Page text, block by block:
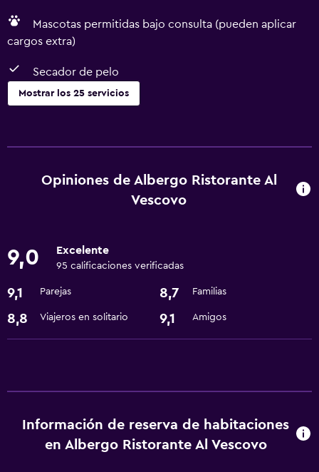
Mascotas permitidas bajo consulta (pueden aplicar
cargos extra)
Secador de pelo
Mostrar los 25 servicios
Wifi gratis
Wifi disponible en todas las instalaciones
Extinguidor
Artículos de aseo gratis
Secador de pelo
Papel higiénico
Opiniones de Albergo Ristorante Al
Vescovo
9,0 Excelente
95 calificaciones verificadas
9,1 Parejas 8,7 Familias
8,8 Viajeros en solitario 9,1 Amigos
Información de reserva de habitaciones
en Albergo Ristorante Al Vescovo